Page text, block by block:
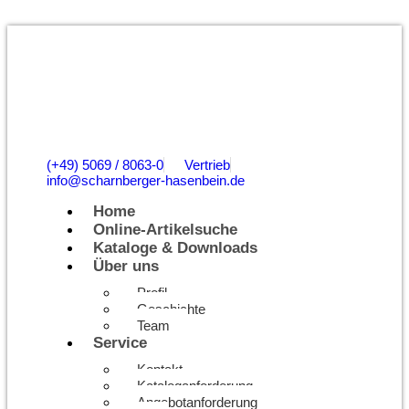
(+49) 5069 / 8063-0
Vertrieb
info@scharnberger-hasenbein.de
Home
Online-Artikelsuche
Kataloge & Downloads
Über uns
Profil
Geschichte
Team
Service
Kontakt
Kataloganforderung
Angebotanforderung